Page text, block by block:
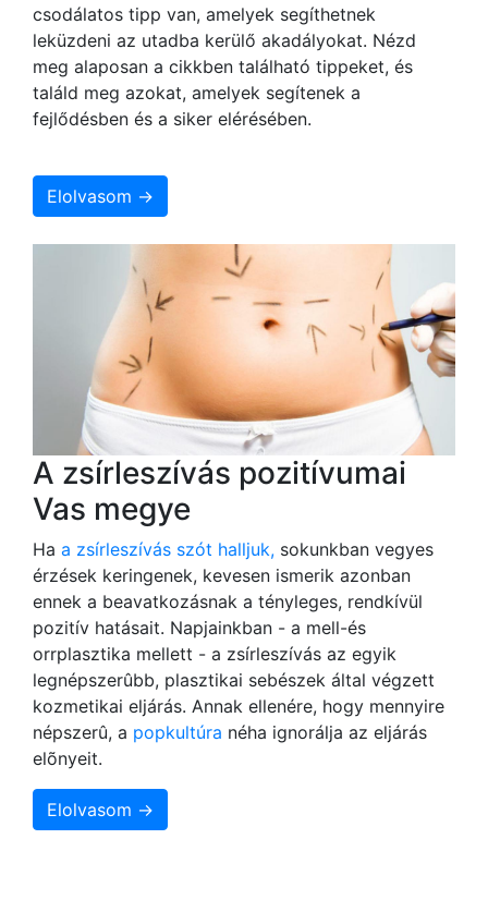
csodálatos tipp van, amelyek segíthetnek
leküzdeni az utadba kerülő akadályokat. Nézd
meg alaposan a cikkben található tippeket, és
találd meg azokat, amelyek segítenek a
fejlődésben és a siker elérésében.
Elolvasom →
A zsírleszívás pozitívumai
Vas megye
Ha a zsírleszívás szót halljuk, sokunkban vegyes
érzések keringenek, kevesen ismerik azonban
ennek a beavatkozásnak a tényleges, rendkívül
pozitív hatásait. Napjainkban - a mell-és
orrplasztika mellett - a zsírleszívás az egyik
legnépszerûbb, plasztikai sebészek által végzett
kozmetikai eljárás. Annak ellenére, hogy mennyire
népszerû, a popkultúra néha ignorálja az eljárás
elõnyeit.
Elolvasom →